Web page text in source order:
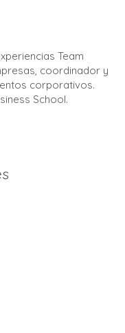
Team
coordinador y
corporativos.
School.